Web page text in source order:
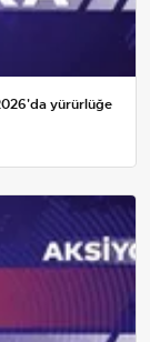
yürürlüğe